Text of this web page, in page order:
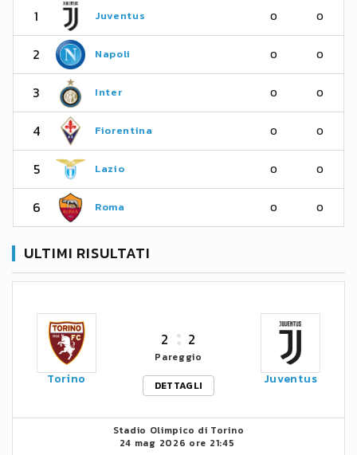
1 Juventus 0 0
2 Napoli 0 0
3 Inter 0 0
4 Fiorentina 0 0
5 Lazio 0 0
6 Roma 0 0
ULTIMI RISULTATI
Torino
2 2
Pareggio
DETTAGLI
Juventus
Stadio Olimpico di Torino
24 mag 2026 ore 21:45